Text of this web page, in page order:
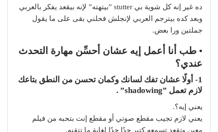
ده غير إنه كل شوية بي stutter ”بيتهته” لإنه بيقعد يفكر بالعربي
وبعد كده بيترجم العربي لإنجلش فحلني بقى على ما يقول
جملتين ورا بعض.
• طب أنا أعمل إيه عشان أحسِّن مهارة التحدث
عندي؟
1- أولًا عشان تفك لسانك وكمان تحسن من النطق بتاعك
لازم تعمل ”shadowing” .
يعني إيه؟.
يعني لازم تجيب مقطع صوتي أو مقطع إنت بتحبه من فيلم
معين وتقعد تسمعه كتير جدًا جدًا لغاية ما تتقنه.